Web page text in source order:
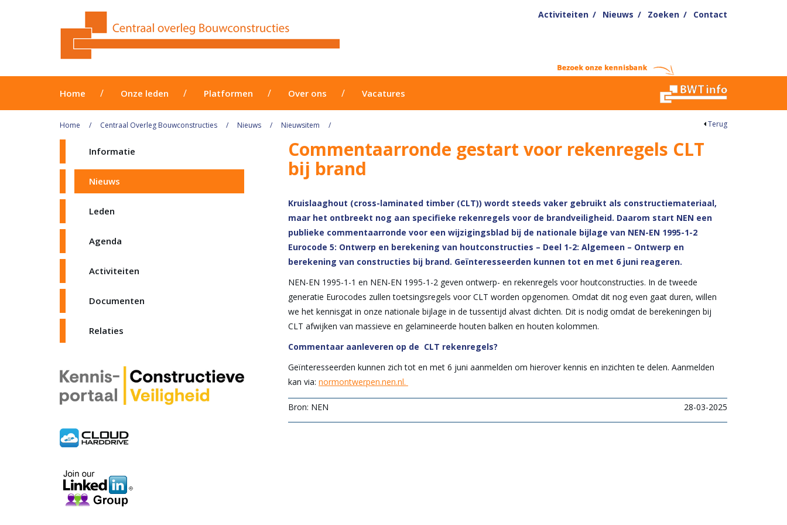
Activiteiten Nieuws Zoeken Contact
Home Onze leden Platformen Over ons Vacatures
Home Centraal Overleg Bouwconstructies Nieuws Nieuwsitem Terug
Informatie
Nieuws
Leden
Agenda
Activiteiten
Documenten
Relaties
Commentaarronde gestart voor rekenregels CLT
bij brand
Kruislaaghout (cross-laminated timber (CLT)) wordt steeds vaker gebruikt als constructiemateriaal,
maar het ontbreekt nog aan specifieke rekenregels voor de brandveiligheid. Daarom start NEN een
publieke commentaarronde voor een wijzigingsblad bij de nationale bijlage van NEN-EN 1995-1-2
Eurocode 5: Ontwerp en berekening van houtconstructies – Deel 1-2: Algemeen – Ontwerp en
berekening van constructies bij brand. Geïnteresseerden kunnen tot en met 6 juni reageren.
NEN-EN 1995-1-1 en NEN-EN 1995-1-2 geven ontwerp- en rekenregels voor houtconstructies. In de tweede
generatie Eurocodes zullen toetsingsregels voor CLT worden opgenomen. Omdat dit nog even gaat duren, willen
we het kennisgat in onze nationale bijlage in de tussentijd alvast dichten. Dit is nodig omdat de berekeningen bij
CLT afwijken van massieve en gelamineerde houten balken en houten kolommen.
Commentaar aanleveren op de CLT rekenregels?
Geïnteresseerden kunnen zich tot en met 6 juni aanmelden om hierover kennis en inzichten te delen. Aanmelden
kan via: normontwerpen.nen.nl.
Bron: NEN 28-03-2025